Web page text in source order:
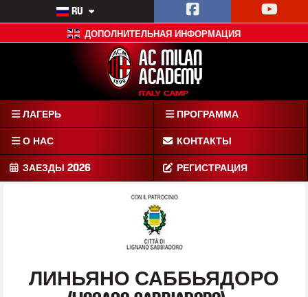
RU
ДОПОЛНИТЕЛЬНАЯ ИНФОРМАЦИЯ
AC MILAN
ACADEMY
ITALY CAMP
ДЕТСКИЙ
ЛАГЕРЬ
«МИЛАН»
ЛАГЕРЬ
ПРОГРАММА
О НАС
КОНТАКТЫ
ЗАЕЗДЫ 2026
РЕГИСТРАЦИЯ
ЛИНЬЯНО САББЬЯДОРО